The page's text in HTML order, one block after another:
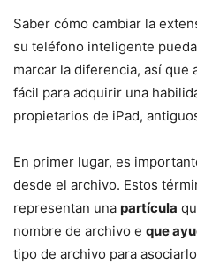
Saber cómo cambiar la
su teléfono inteligente
marcar la diferencia, así que
fácil para adquirir una
propietarios de iPad,
En primer lugar, es
desde el archivo. Estos
representan una partícula
nombre de archivo e que
tipo de archivo para